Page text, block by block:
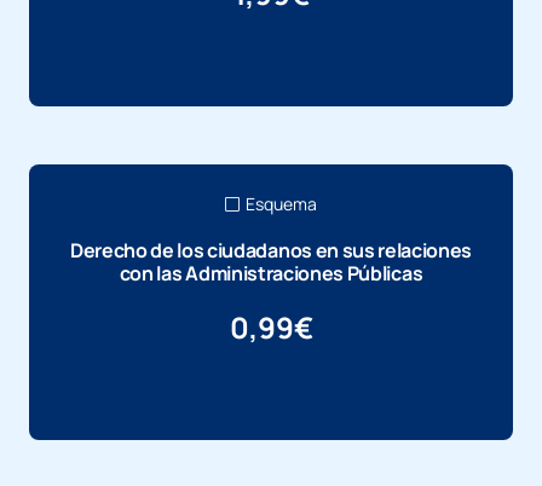
Esquema
Derecho de los ciudadanos en sus relaciones
con las Administraciones Públicas
0,99€